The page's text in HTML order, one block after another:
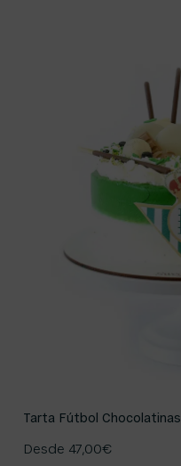
Tarta Fútbol Chocolatinas
Desde 47,00€